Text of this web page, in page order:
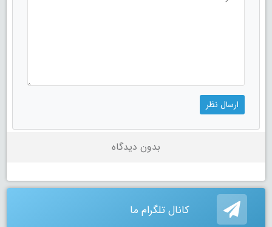
بدون دیدگاه
کانال تلگرام ما